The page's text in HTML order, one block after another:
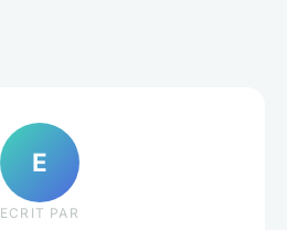
E
ECRIT PAR